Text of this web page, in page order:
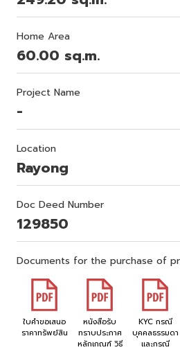
Home Area
60.00 sq.m.
Project Name
-
Location
Rayong
Doc Deed Number
129850
Documents for the purchase of
ใบคำขอเสนอ
ราคาทรัพย์สิน
หนังสือรับ
ทราบประกาศ
หลักเกณฑ์ วิธี
KYC กรณี
บุคคลธรรมดา
และกรณี